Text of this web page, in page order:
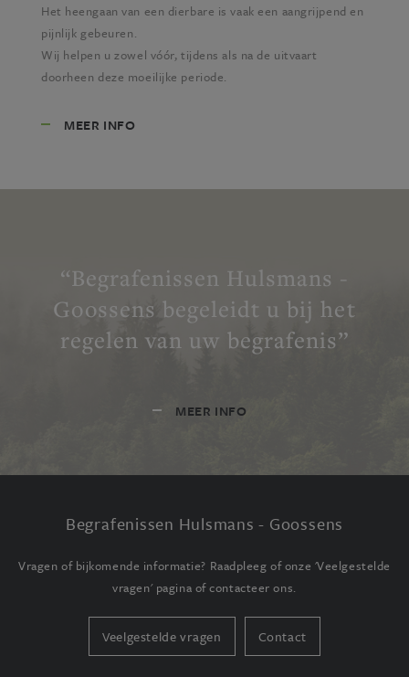
Het heengaan van een dierbare is vaak een aangrijpend en
pijnlijk gebeuren.
Wij helpen u zowel vóór, tijdens als na de uitvaart
doorheen deze moeilijke periode.
MEER INFO
“Begrafenissen Hulsmans -
Goossens begeleidt u bij het
regelen van uw begrafenis”
MEER INFO
Begrafenissen Hulsmans - Goossens
Vragen of bijkomende informatie? Raadpleeg of onze 'Veelgestelde
vragen' pagina of contacteer ons.
Veelgestelde vragen Contact